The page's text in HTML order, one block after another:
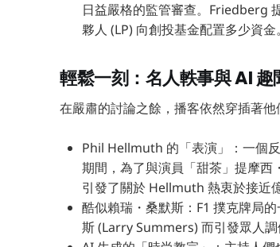
日益嚴格的監管審查。Friedberg
夥人 (LP) 向創投基金配置多少資金
輕鬆一刻：名人軼事與 AI 趣
在嚴肅的討論之餘，播客依然穿插著他
Phil Hellmuth 的「表演」：一個
期間，為了與演員「甜茶」提摩
引發了關於 Hellmuth 熱衷於接近
酷似賴瑞・桑默斯：F1 撲克牌局
斯 (Larry Summers) 而引發眾人調